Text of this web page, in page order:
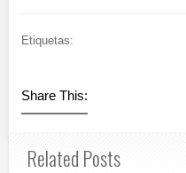
Etiquetas:
Share This:
Related Posts